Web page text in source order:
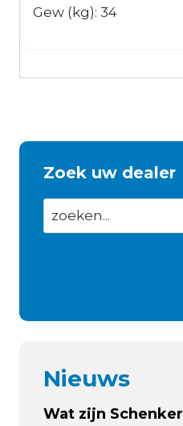
Gew (kg): 34
Zoek uw dealer
Nieuws
Wat zijn Schenker